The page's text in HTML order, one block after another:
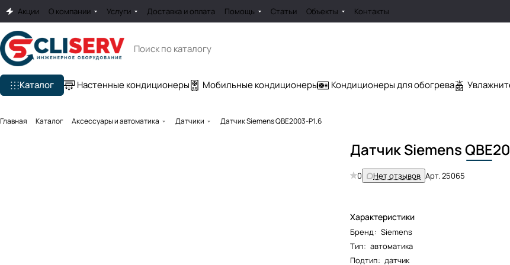
Акции О компании Услуги Доставка и оплата Помощь Статьи Объекты Контакты
Каталог Настенные кондиционеры Мобильные кондиционеры Кондиционеры для обогрева
Главная Каталог Аксессуары и автоматика Датчики Датчик Siemens QBE2003-P1.6
Датчик SiemensQBE
0 Нет отзывов Арт.25065
Характеристики
Бренд: Siemens
Тип: автоматика
Подтип: датчик